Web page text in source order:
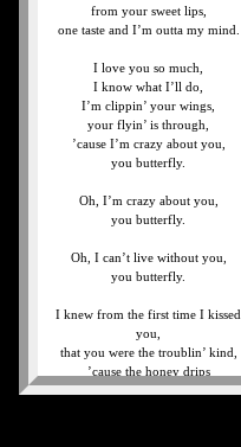
from your sweet lips,
one taste and I’m outta my mind.
I love you so much,
I know what I’ll do,
I’m clippin’ your wings,
your flyin’ is through,
’cause I’m crazy about you,
you butterfly.
Oh, I’m crazy about you,
you butterfly.
Oh, I can’t live without you,
you butterfly.
I knew from the first time I kissed
you,
that you were the troublin’ kind,
’cause the honey drips
from your sweet lips,